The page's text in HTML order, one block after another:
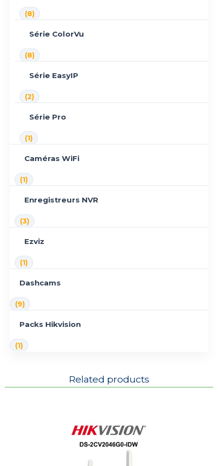
(8)
Série ColorVu
(8)
Série EasyIP
(2)
Série Pro
(1)
Caméras WiFi
(1)
Enregistreurs NVR
(3)
Ezviz
(1)
Dashcams
(9)
Packs Hikvision
(1)
Related products